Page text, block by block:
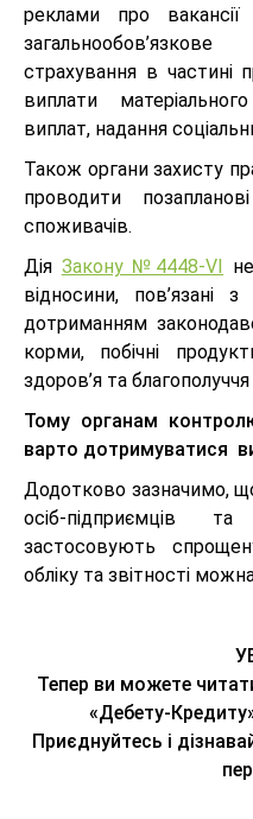
реклами про
страхування в частині
виплати
виплат, надання
Також органи захисту
проводити
споживачів.
Дія Закону №4448-VI
відносини, пов’язані
дотриманням
корми, побічні
здоров’я та
Тому органам
варто дотримуватися
Додотково зазначимо,
осіб-підприємців
застосовують
обліку та звітності
Тепер ви можете
«Дебету-
Приєднуйтесь і